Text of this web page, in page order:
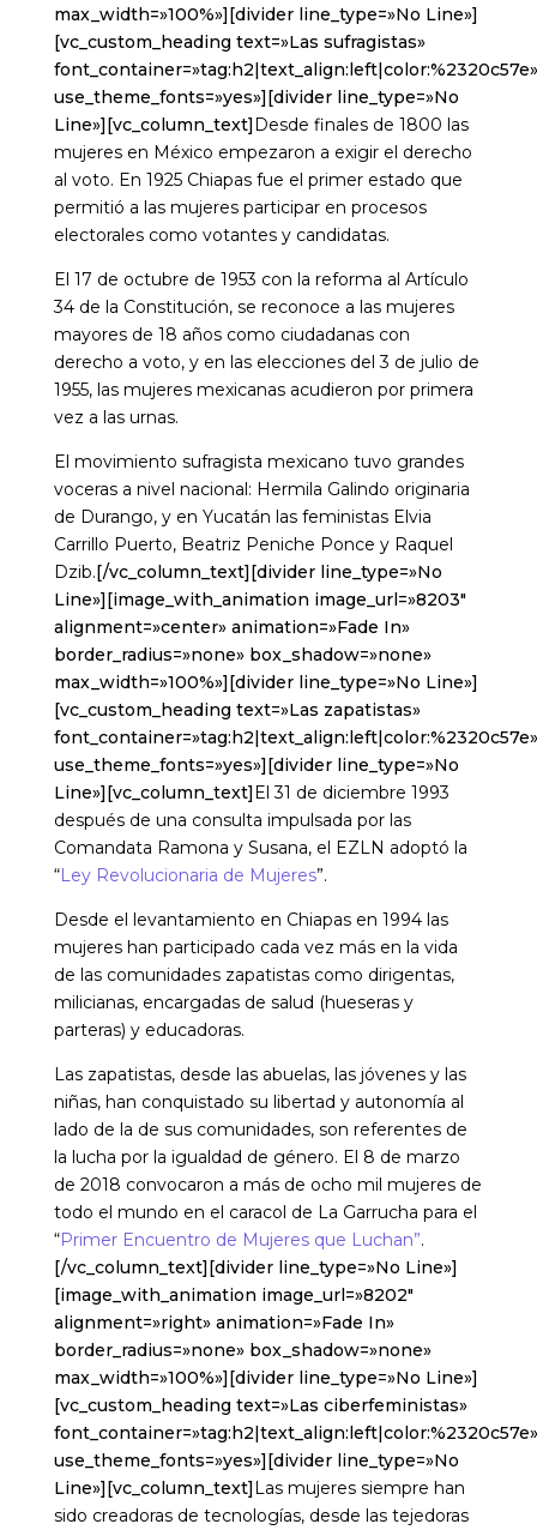
max_width=»100%»][divider line_type=»No Line»]
[vc_custom_heading text=»Las sufragistas»
font_container=»tag:h2|text_align:left|color:%2320c57e»
use_theme_fonts=»yes»][divider line_type=»No
Line»][vc_column_text] Desde finales de 1800 las
mujeres en México empezaron a exigir el derecho
al voto. En 1925 Chiapas fue el primer estado que
permitió a las mujeres participar en procesos
electorales como votantes y candidatas.
El 17 de octubre de 1953 con la reforma al Artículo
34 de la Constitución, se reconoce a las mujeres
mayores de 18 años como ciudadanas con
derecho a voto, y en las elecciones del 3 de julio de
1955, las mujeres mexicanas acudieron por primera
vez a las urnas.
El movimiento sufragista mexicano tuvo grandes
voceras a nivel nacional: Hermila Galindo originaria
de Durango, y en Yucatán las feministas Elvia
Carrillo Puerto, Beatriz Peniche Ponce y Raquel
Dzib. [/vc_column_text][divider line_type=»No
Line»][image_with_animation image_url=»8203″
alignment=»center» animation=»Fade In»
border_radius=»none» box_shadow=»none»
max_width=»100%»][divider line_type=»No Line»]
[vc_custom_heading text=»Las zapatistas»
font_container=»tag:h2|text_align:left|color:%2320c57e»
use_theme_fonts=»yes»][divider line_type=»No
Line»][vc_column_text] El 31 de diciembre 1993
después de una consulta impulsada por las
Comandata Ramona y Susana, el EZLN adoptó la
“Ley Revolucionaria de Mujeres”.
Desde el levantamiento en Chiapas en 1994 las
mujeres han participado cada vez más en la vida
de las comunidades zapatistas como dirigentas,
milicianas, encargadas de salud (hueseras y
parteras) y educadoras.
Las zapatistas, desde las abuelas, las jóvenes y las
niñas, han conquistado su libertad y autonomía al
lado de la de sus comunidades, son referentes de
la lucha por la igualdad de género. El 8 de marzo
de 2018 convocaron a más de ocho mil mujeres de
todo el mundo en el caracol de La Garrucha para el
“Primer Encuentro de Mujeres que Luchan”.
[/vc_column_text][divider line_type=»No Line»]
[image_with_animation image_url=»8202″
alignment=»right» animation=»Fade In»
border_radius=»none» box_shadow=»none»
max_width=»100%»][divider line_type=»No Line»]
[vc_custom_heading text=»Las ciberfeministas»
font_container=»tag:h2|text_align:left|color:%2320c57e»
use_theme_fonts=»yes»][divider line_type=»No
Line»][vc_column_text] Las mujeres siempre han
sido creadoras de tecnologías, desde las tejedoras